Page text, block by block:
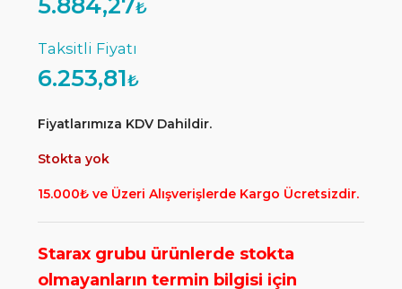
₺
6.253,81₺
Fiyatlarımıza KDV Dahildir.
Stokta yok
15.000₺ ve Üzeri Alışverişlerde Kargo Ücretsizdir.